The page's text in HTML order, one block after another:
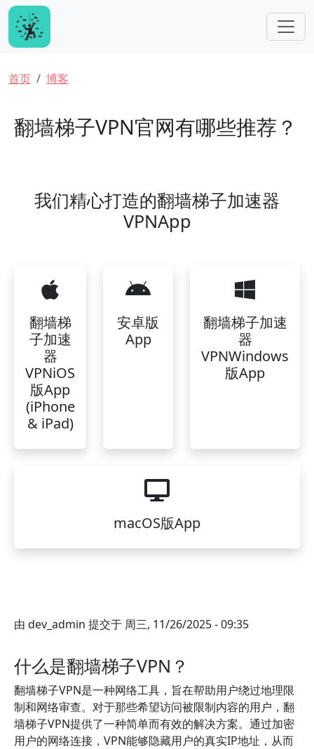
跳转到主要内容
面包屑
首页 博客
翻墙梯子VPN官网有哪些推荐？
我们精心打造的翻墙梯子加速器
VPNApp
翻墙梯
子加速
器
VPNiOS
版App
(iPhone
& iPad)
安卓版
App
翻墙梯子加速
器
VPNWindows
版App
macOS版App
由 dev_admin 提交于 周三, 11/26/2025 - 09:35
什么是翻墙梯子VPN？
翻墙梯子VPN是一种网络工具，旨在帮助用户绕过地理限
制和网络审查。对于那些希望访问被限制内容的用户，翻
墙梯子VPN提供了一种简单而有效的解决方案。通过加密
用户的网络连接，VPN能够隐藏用户的真实IP地址，从而